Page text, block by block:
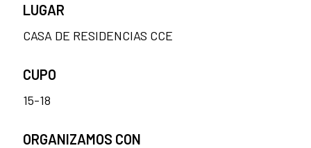
LUGAR
CASA DE RESIDENCIAS CCE
CUPO
15-18
ORGANIZAMOS CON